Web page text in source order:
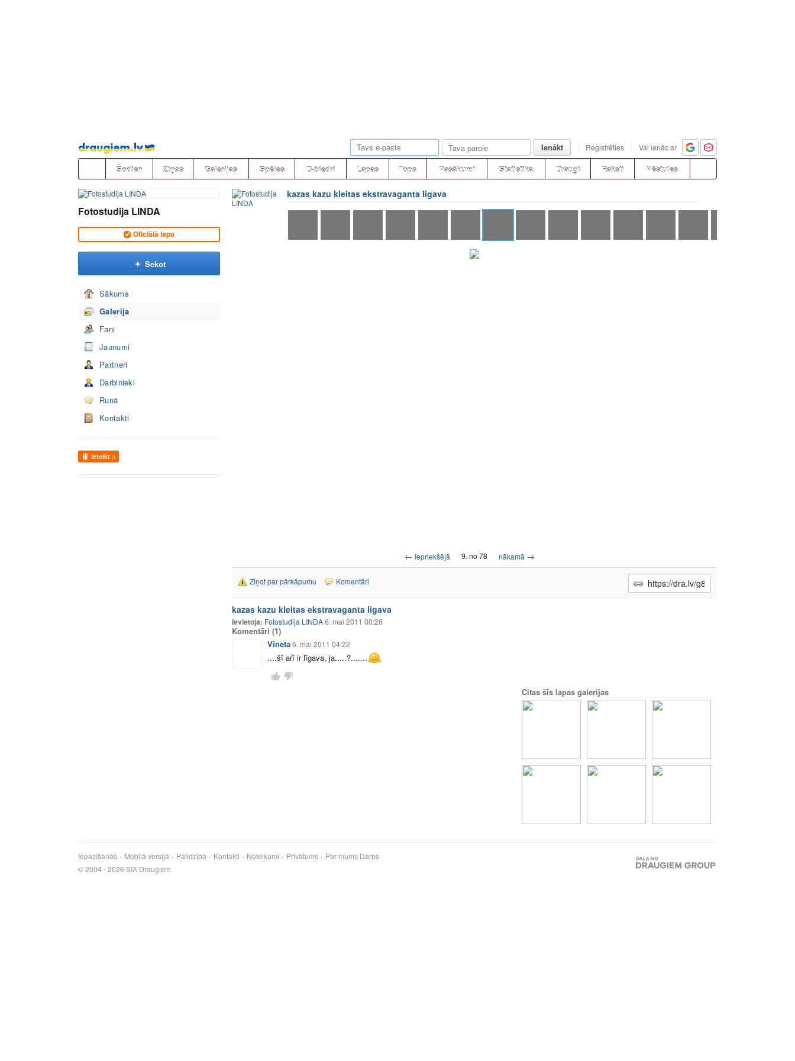
Pāriet
uz
saturu
Ienākt Reģistrēties Vai ienāc ar
Šodien Ziņas Galerijas Spēles D-biedri Lapas Tops Pasākumi Statistika Draugi Raksti Vēstules
Fotostudija LINDA
Oficiālā lapa
Sekot
Sākums
Galerija
Fani
Jaunumi
Partneri
Darbinieki
Runā
Kontakti
Ieteikt 3
kazas kazu kleitas ekstravaganta ligava
← iepriekšējā 9. no 78 nākamā →
Ziņot par pārkāpumu Komentāri
kazas kazu kleitas ekstravaganta ligava
Ievietoja: Fotostudija LINDA6. mai 2011 00:26
Komentāri (1)
Vineta6. mai 2011 04:22
....šī arī ir līgava, ja.....?.......
Citas šīs lapas galerijas
Iepazīšanās Mobilā versija Palīdzība Kontakti Noteikumi Privātums Par mums Darbs
© 2004 - 2026 SIA Draugiem